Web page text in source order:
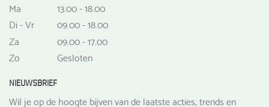
Ma
13.00 - 18.00
Di - Vr
09.00 - 18.00
Za
09.00 - 17.00
Zo
Gesloten
NIEUWSBRIEF
Wil je op de hoogte bijven van de laatste acties, trends en